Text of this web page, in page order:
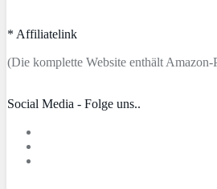
* Affiliatelink
(Die komplette Website enthält Amazon-
Social Media - Folge uns..